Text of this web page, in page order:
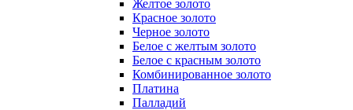
Желтое золото
Красное золото
Черное золото
Белое с желтым золото
Белое с красным золото
Комбинированное золото
Платина
Палладий